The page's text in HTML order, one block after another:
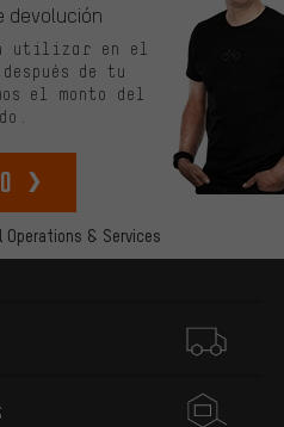
Operations & Services
devolución
utilizar en el
de tu
el monto del